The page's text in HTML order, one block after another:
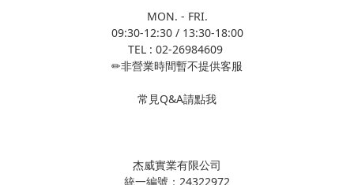
MON. - FRI.
09:30-12:30 / 13:30-18:00
TEL : 02-26984609
✏非營業時間暫不提供客服
常見Q&A請點我
杰威實業有限公司
統一編號：24322972